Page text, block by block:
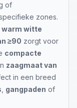
of
zones.
warm witte
≥90 zorgt voor
compacte
zaagmaat van
in een breed
gangpaden of